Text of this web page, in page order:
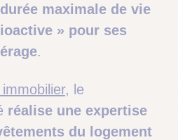
maximale de vie
» pour ses
.
, le
réalise une expertise
du logement